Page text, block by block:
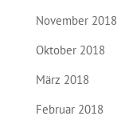
November 2018
Oktober 2018
März 2018
Februar 2018